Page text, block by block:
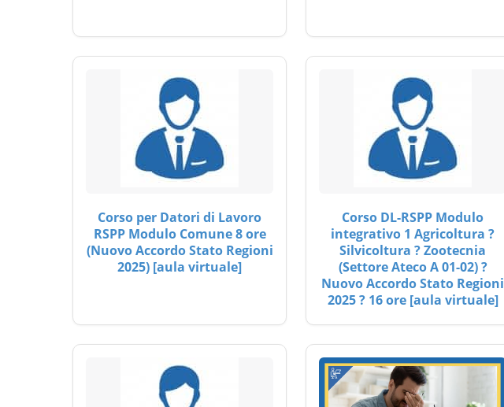
Corso per Datori di Lavoro
RSPP Modulo Comune 8 ore
(Nuovo Accordo Stato Regioni
2025) [aula virtuale]
Corso DL-RSPP Modulo
integrativo 1 Agricoltura ?
Silvicoltura ? Zootecnia
(Settore Ateco A 01-02) ?
Nuovo Accordo Stato Regioni
2025 ? 16 ore [aula virtuale]